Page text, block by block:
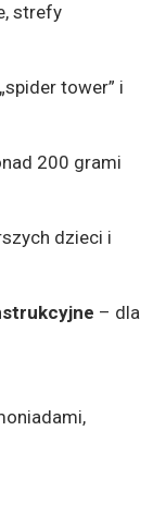
strefy
tower” i
200 grami
dzieci i
– dla